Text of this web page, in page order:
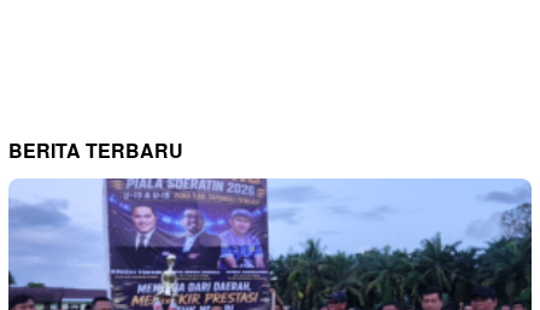
BERITA TERBARU